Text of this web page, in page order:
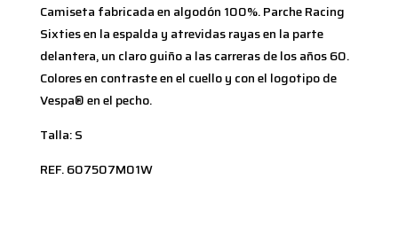
Camiseta fabricada en algodón 100%. Parche Racing
Sixties en la espalda y atrevidas rayas en la parte
delantera, un claro guiño a las carreras de los años 60.
Colores en contraste en el cuello y con el logotipo de
Vespa® en el pecho.
Talla: S
REF. 607507M01W